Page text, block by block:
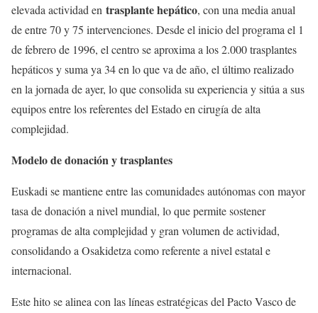
elevada actividad en trasplante hepático, con una media anual
de entre 70 y 75 intervenciones. Desde el inicio del programa el 1
de febrero de 1996, el centro se aproxima a los 2.000 trasplantes
hepáticos y suma ya 34 en lo que va de año, el último realizado
en la jornada de ayer, lo que consolida su experiencia y sitúa a sus
equipos entre los referentes del Estado en cirugía de alta
complejidad.
Modelo de donación y trasplantes
Euskadi se mantiene entre las comunidades autónomas con mayor
tasa de donación a nivel mundial, lo que permite sostener
programas de alta complejidad y gran volumen de actividad,
consolidando a Osakidetza como referente a nivel estatal e
internacional.
Este hito se alinea con las líneas estratégicas del Pacto Vasco de